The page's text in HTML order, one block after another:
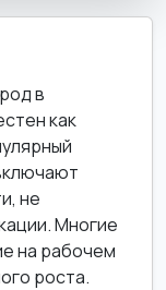
в
как
не
Многие
на рабочем
роста.